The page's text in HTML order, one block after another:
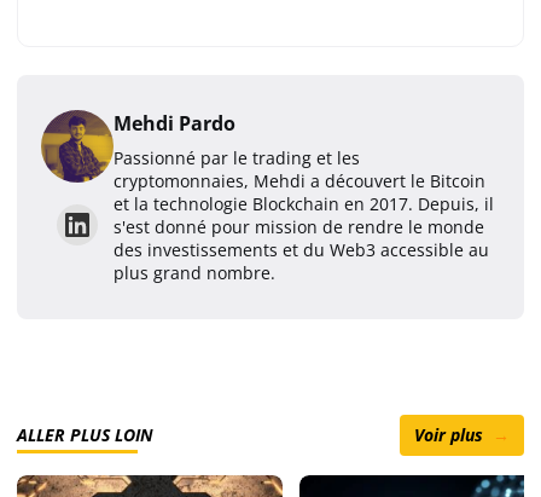
Mehdi Pardo
Passionné par le trading et les
cryptomonnaies, Mehdi a découvert le Bitcoin
et la technologie Blockchain en 2017. Depuis, il
s'est donné pour mission de rendre le monde
des investissements et du Web3 accessible au
plus grand nombre.
ALLER PLUS LOIN Voir plus →